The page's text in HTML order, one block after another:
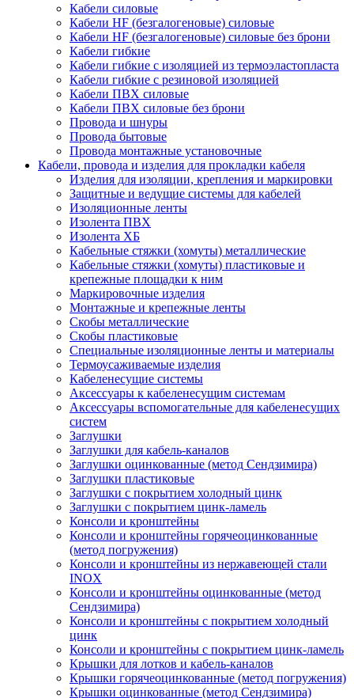
Кабели силовые
Кабели HF (безгалогеновые) силовые
Кабели HF (безгалогеновые) силовые без брони
Кабели гибкие
Кабели гибкие с изоляцией из термоэластопласта
Кабели гибкие с резиновой изоляцией
Кабели ПВХ силовые
Кабели ПВХ силовые без брони
Провода и шнуры
Провода бытовые
Провода монтажные установочные
Кабели, провода и изделия для прокладки кабеля
Изделия для изоляции, крепления и маркировки
Защитные и ведущие системы для кабелей
Изоляционные ленты
Изолента ПВХ
Изолента ХБ
Кабельные стяжки (хомуты) металлические
Кабельные стяжки (хомуты) пластиковые и
крепежные площадки к ним
Маркировочные изделия
Монтажные и крепежные ленты
Скобы металлические
Скобы пластиковые
Специальные изоляционные ленты и материалы
Термоусаживаемые изделия
Кабеленесущие системы
Аксессуары к кабеленесущим системам
Аксессуары вспомогательные для кабеленесущих
систем
Заглушки
Заглушки для кабель-каналов
Заглушки оцинкованные (метод Сендзимира)
Заглушки пластиковые
Заглушки с покрытием холодный цинк
Заглушки с покрытием цинк-ламель
Консоли и кронштейны
Консоли и кронштейны горячеоцинкованные
(метод погружения)
Консоли и кронштейны из нержавеющей стали
INOX
Консоли и кронштейны оцинкованные (метод
Сендзимира)
Консоли и кронштейны с покрытием холодный
цинк
Консоли и кронштейны с покрытием цинк-ламель
Крышки для лотков и кабель-каналов
Крышки горячеоцинкованные (метод погружения)
Крышки оцинкованные (метод Сендзимира)